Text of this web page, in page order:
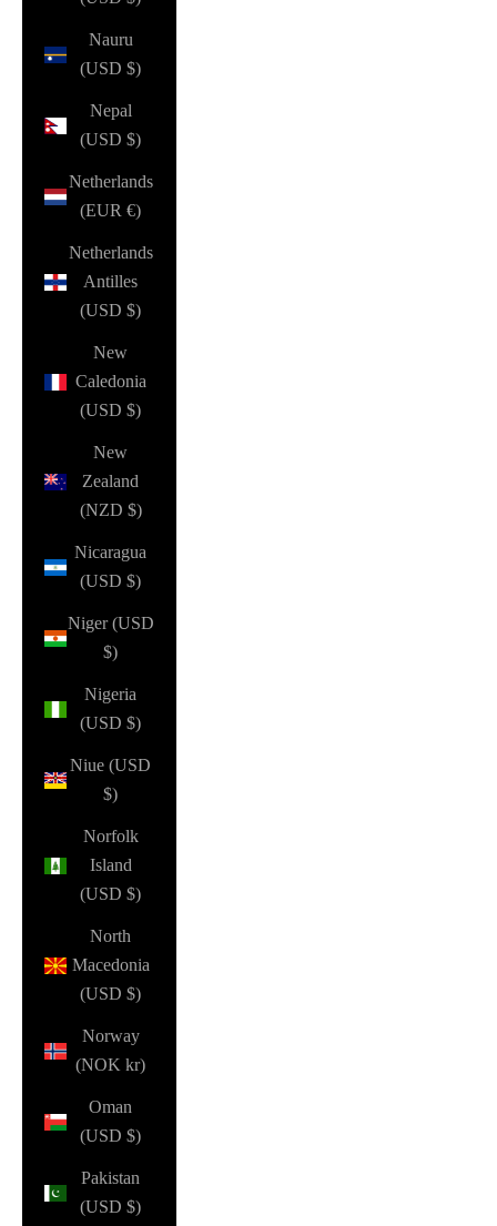
Nauru
(USD $)
Nepal
(USD $)
Netherlands
(EUR €)
Netherlands
Antilles
(USD $)
New
Caledonia
(USD $)
New
Zealand
(NZD $)
Nicaragua
(USD $)
Niger (USD
$)
Nigeria
(USD $)
Niue (USD
$)
Norfolk
Island
(USD $)
North
Macedonia
(USD $)
Norway
(NOK kr)
Oman
(USD $)
Pakistan
(USD $)